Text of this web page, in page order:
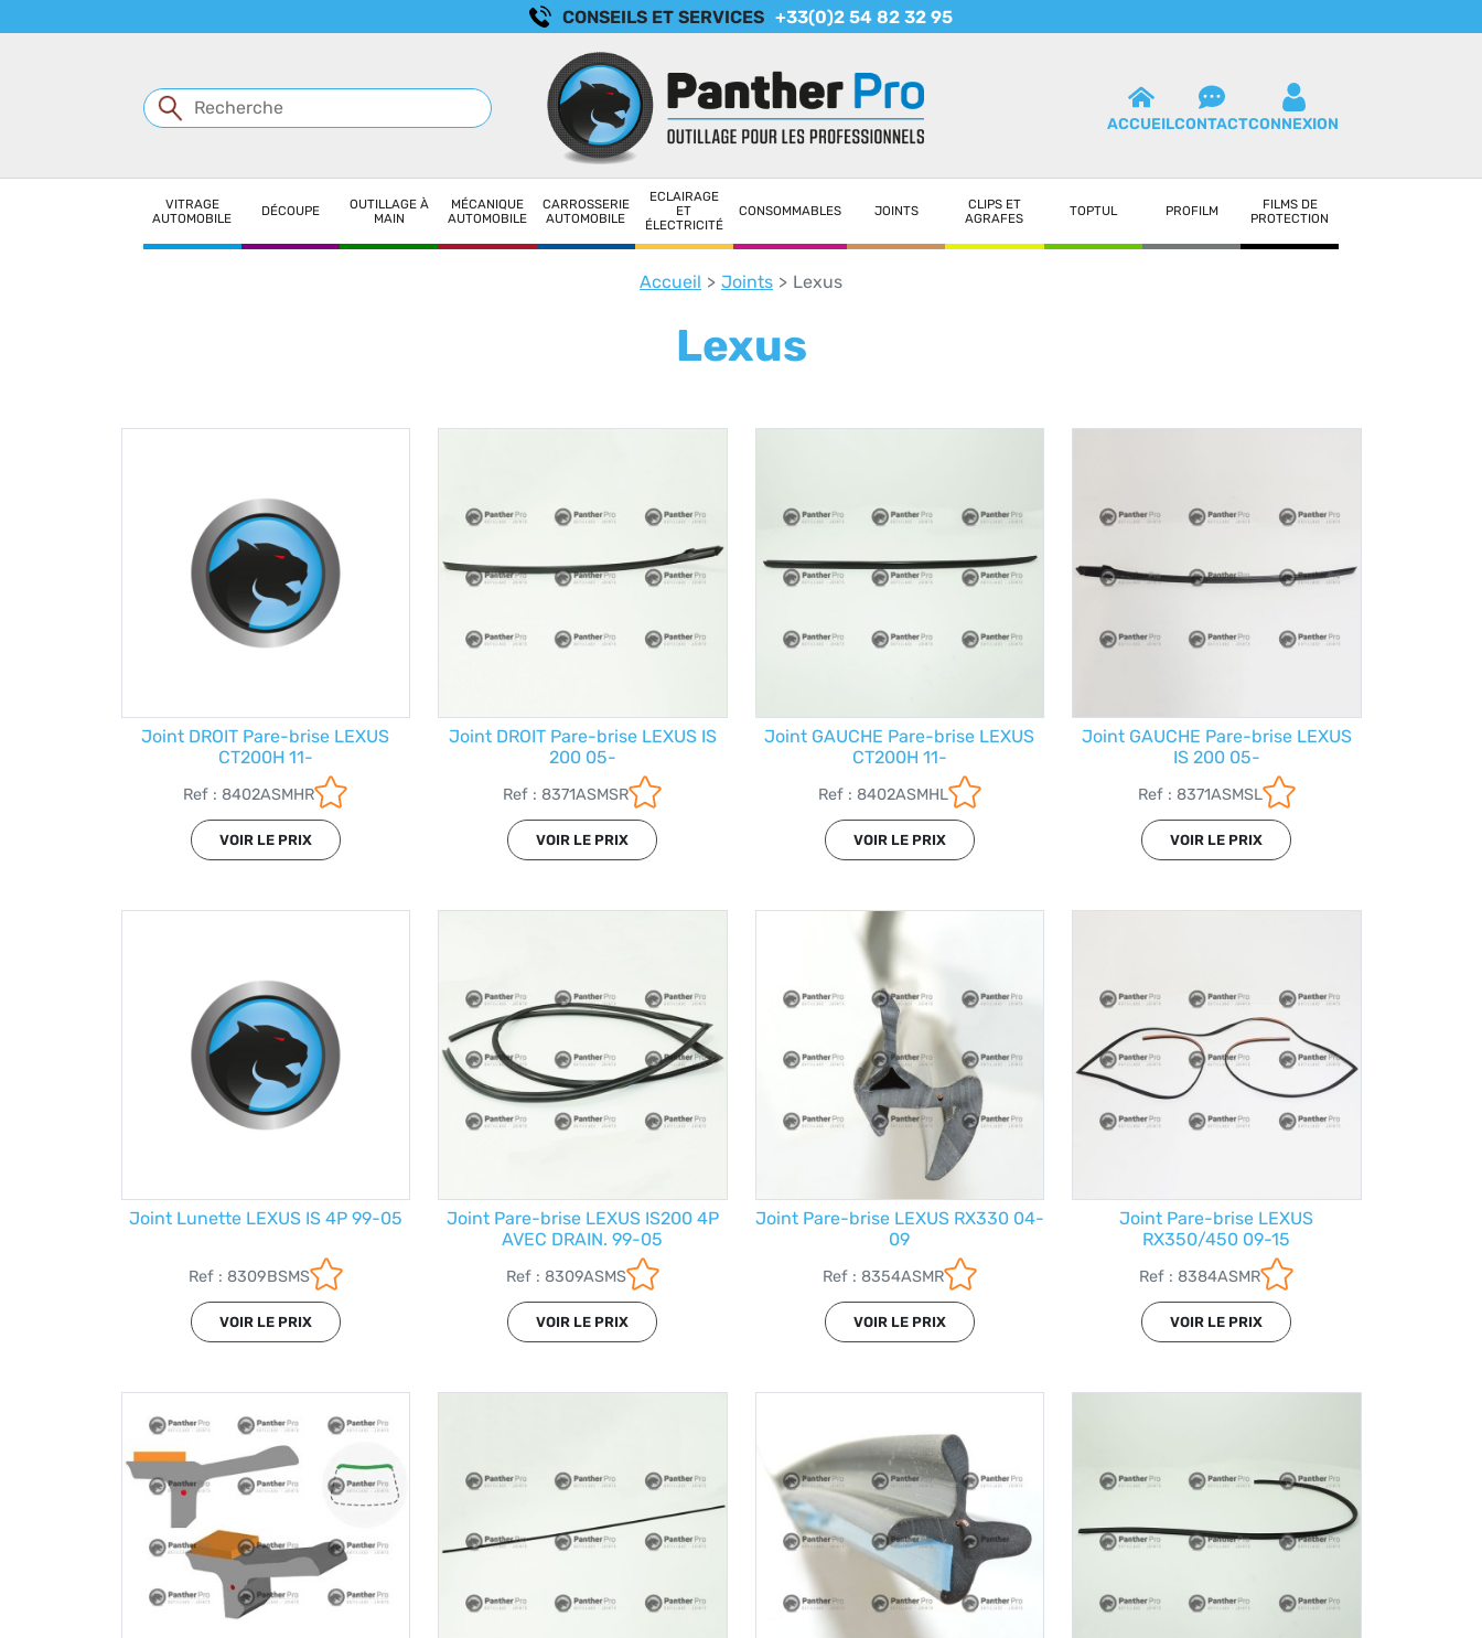
CONSEILS ET SERVICES +33(0)2 54 82 32 95
ACCUEILCONTACTCONNEXION
VITRAGE
AUTOMOBILE
DÉCOUPE
OUTILLAGE À
MAIN
MÉCANIQUE
AUTOMOBILE
CARROSSERIE
AUTOMOBILE
ECLAIRAGE
ET
ÉLECTRICITÉ
CONSOMMABLES JOINTS
CLIPS ET
AGRAFES
TOPTUL PROFILM
FILMS DE
PROTECTION
Accueil Joints Lexus
Lexus
Joint DROIT Pare-brise LEXUS
CT200H 11-
Ref : 8402ASMHR
VOIR LE PRIX
Joint DROIT Pare-brise LEXUS IS
200 05-
Ref : 8371ASMSR
VOIR LE PRIX
Joint GAUCHE Pare-brise LEXUS
CT200H 11-
Ref : 8402ASMHL
VOIR LE PRIX
Joint GAUCHE Pare-brise LEXUS
IS 200 05-
Ref : 8371ASMSL
VOIR LE PRIX
Joint Lunette LEXUS IS 4P 99-05
Ref : 8309BSMS
VOIR LE PRIX
Joint Pare-brise LEXUS IS200 4P
AVEC DRAIN. 99-05
Ref : 8309ASMS
VOIR LE PRIX
Joint Pare-brise LEXUS RX330 04-
09
Ref : 8354ASMR
VOIR LE PRIX
Joint Pare-brise LEXUS
RX350/450 09-15
Ref : 8384ASMR
VOIR LE PRIX